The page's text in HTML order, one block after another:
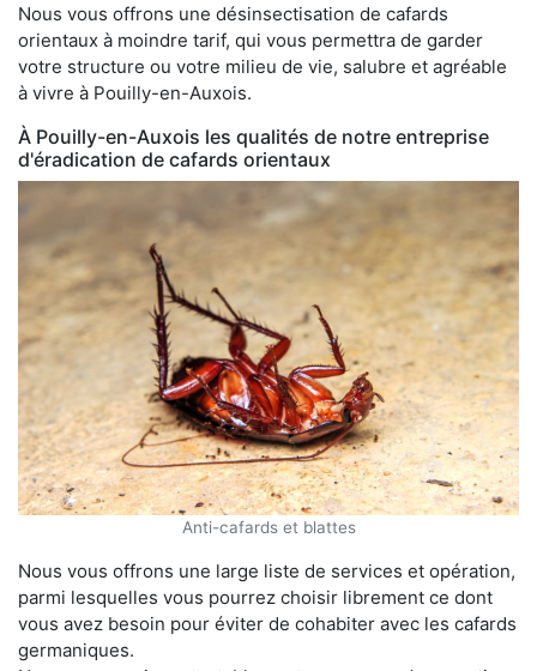
Nous vous offrons une désinsectisation de cafards
orientaux à moindre tarif, qui vous permettra de garder
votre structure ou votre milieu de vie, salubre et agréable
à vivre à Pouilly-en-Auxois.
À Pouilly-en-Auxois les qualités de notre entreprise
d'éradication de cafards orientaux
Anti-cafards et blattes
Nous vous offrons une large liste de services et opération,
parmi lesquelles vous pourrez choisir librement ce dont
vous avez besoin pour éviter de cohabiter avec les cafards
germaniques.